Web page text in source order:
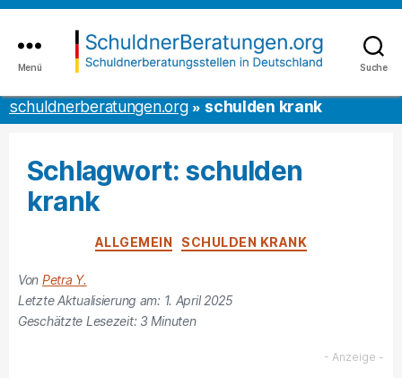
Inhalt
springen
to
the
content
Suche
Menü
schuldnerberatungen.org schulden krank
Schlagwort: schulden
krank
Kategorien
ALLGEMEIN SCHULDEN KRANK
Von Petra Y.
Letzte Aktualisierung am: 1. April 2025
Geschätzte Lesezeit: 3 Minuten